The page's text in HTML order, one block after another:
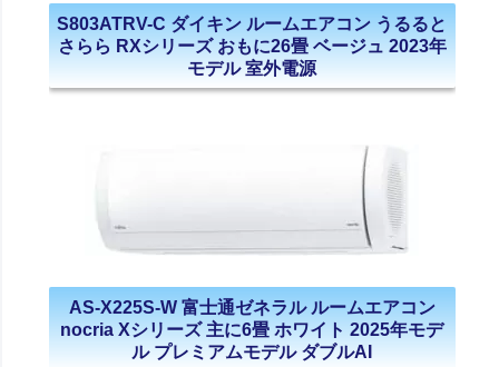
S803ATRV-C ダイキン ルームエアコン うるると
さらら RXシリーズ おもに26畳 ベージュ 2023年
モデル 室外電源
AS-X225S-W 富士通ゼネラル ルームエアコン
nocria Xシリーズ 主に6畳 ホワイト 2025年モデ
ル プレミアムモデル ダブルAI